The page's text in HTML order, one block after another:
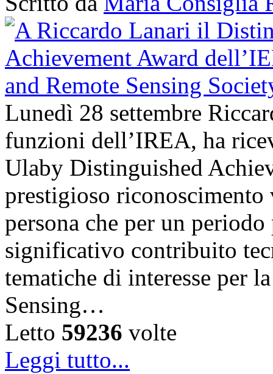
Lunedì 28 settembre
funzioni dell’IREA, ha
Ulaby Distinguished
prestigioso
persona che per un
significativo contribuito
tematiche di interesse per
Sensing…
Letto 59236 volte
Leggi tutto...